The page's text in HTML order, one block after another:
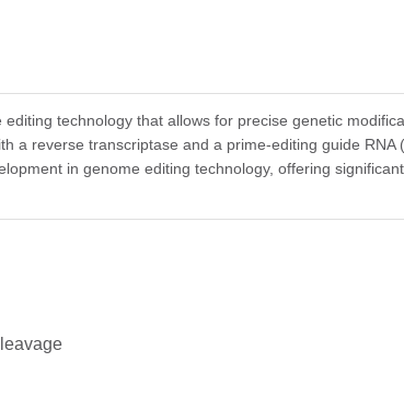
technology that allows for precise genetic
a reverse transcriptase and a prime-editing guide
in genome editing technology, offering